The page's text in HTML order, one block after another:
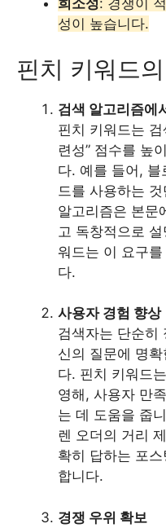
희소성: 경쟁이
성이 높습니다.
핀치 키워드
검색 알고리즘에
핀치 키워드는
련성” 점수를 높
다. 예를 들어, 블
드를 사용하는
알고리즘은 본문
고 독창적으로
워드는 이 요구
다.
사용자 경험 향상
검색자는 단순히
신의 질문에 명
다. 핀치 키워드
영해, 사용자 만
는 데 도움을 줍
렌 오더의 거리
확히 답하는 포
합니다.
경쟁 우위 확보